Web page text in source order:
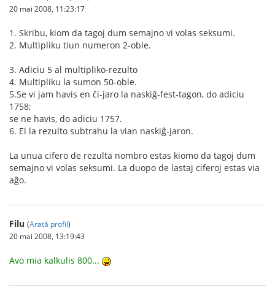
20 mai 2008, 11:23:17
1. Skribu, kiom da tagoj dum semajno vi volas seksumi.
2. Multipliku tiun numeron 2-oble.
3. Adiciu 5 al multipliko-rezulto
4. Multipliku la sumon 50-oble.
5.Se vi jam havis en ĉi-jaro la naskiĝ-fest-tagon, do adiciu
1758;
se ne havis, do adiciu 1757.
6. El la rezulto subtrahu la vian naskiĝ-jaron.
La unua cifero de rezulta nombro estas kiomo da tagoj dum
semajno vi volas seksumi. La duopo de lastaj ciferoj estas via
aĝo.
Filu (Arată profil)
20 mai 2008, 13:19:43
Avo mia kalkulis 800...